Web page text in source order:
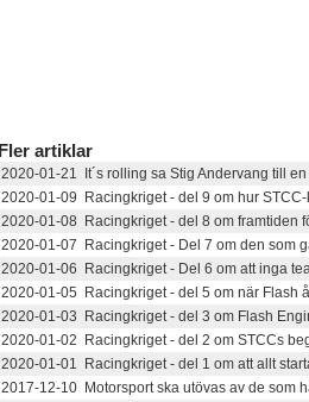
Fler artiklar
2020-01-21 It´s rolling sa Stig Andervang till
2020-01-09 Racingkriget - del 9 om hur
2020-01-08 Racingkriget - del 8 om framtiden
2020-01-07 Racingkriget - Del 7 om den som
2020-01-06 Racingkriget - Del 6 om att inga
2020-01-05 Racingkriget - del 5 om när Flash
2020-01-03 Racingkriget - del 3 om Flash
2020-01-02 Racingkriget - del 2 om STCCs
2020-01-01 Racingkriget - del 1 om att allt
2017-12-10 Motorsport ska utövas av de som